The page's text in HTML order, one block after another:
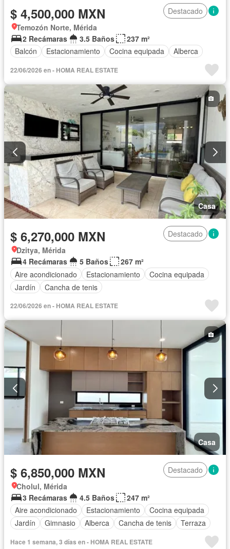
$ 4,500,000 MXN
Destacado
Temozón Norte, Mérida
2 Recámaras
3.5 Baños
237 m²
Balcón
Estacionamiento Cocina equipada Alberca
22/06/2026 en - HOMA REAL ESTATE
Casa
$ 6,270,000 MXN
Destacado
Dzitya, Mérida
4 Recámaras
5 Baños
267 m²
Aire acondicionado
Estacionamiento
Cocina equipada
Jardín
Cancha de tenis
22/06/2026 en - HOMA REAL ESTATE
Casa
$ 6,850,000 MXN
Destacado
Cholul, Mérida
3 Recámaras
4.5 Baños
247 m²
Aire acondicionado
Estacionamiento
Cocina equipada
Jardín
Gimnasio Alberca Cancha de tenis Terraza
Hace 1 semana, 3 días en - HOMA REAL ESTATE